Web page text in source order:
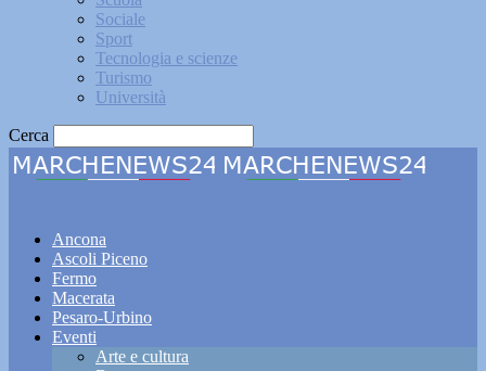
Sociale
Sport
Tecnologia e scienze
Turismo
Università
Cerca
Ancona
Ascoli Piceno
Fermo
Macerata
Pesaro-Urbino
Eventi
Arte e cultura